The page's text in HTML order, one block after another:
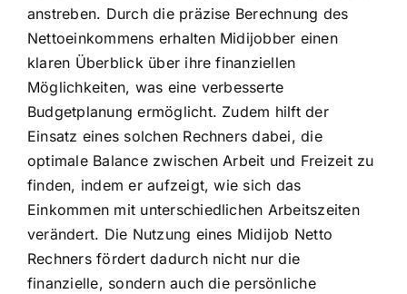
anstreben. Durch die präzise Berechnung des
Nettoeinkommens erhalten Midijobber einen
klaren Überblick über ihre finanziellen
Möglichkeiten, was eine verbesserte
Budgetplanung ermöglicht. Zudem hilft der
Einsatz eines solchen Rechners dabei, die
optimale Balance zwischen Arbeit und Freizeit zu
finden, indem er aufzeigt, wie sich das
Einkommen mit unterschiedlichen Arbeitszeiten
verändert. Die Nutzung eines Midijob Netto
Rechners fördert dadurch nicht nur die
finanzielle, sondern auch die persönliche